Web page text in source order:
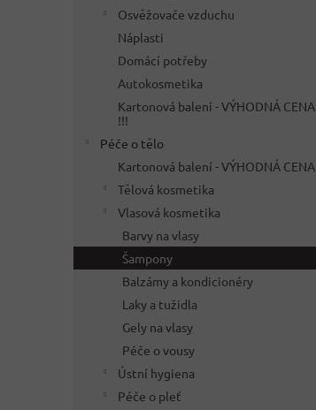
Osvěžovače vzduchu
Náplasti
Domácí potřeby
Autokosmetika
Kartonová balení - VÝHODNÁ CENA
!!!
Péče o tělo
Kartonová balení - VÝHODNÁ CENA
Tělová kosmetika
Vlasová kosmetika
Barvy na vlasy
Šampony
Balzámy a kondicionéry
Laky a tužidla
Gely na vlasy
Péče o vousy
Ústní hygiena
Péče o pleť